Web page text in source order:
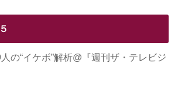
の“イケボ”解析@『週刊ザ・テレビジ